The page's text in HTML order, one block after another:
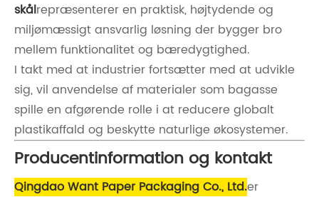
skålrepræsenterer en praktisk, højtydende og
miljømæssigt ansvarlig løsning der bygger bro
mellem funktionalitet og bæredygtighed.
I takt med at industrier fortsætter med at udvikle
sig, vil anvendelse af materialer som bagasse
spille en afgørende rolle i at reducere globalt
plastikaffald og beskytte naturlige økosystemer.
Producentinformation og kontakt
Qingdao Want Paper Packaging Co., Ltd.er